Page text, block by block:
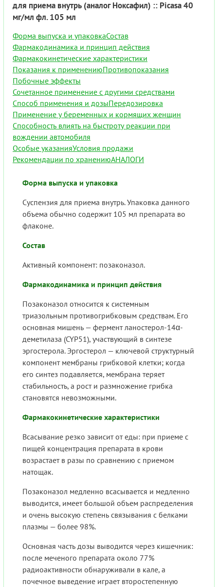
для приема внутрь (аналог Ноксафил) :: Picasa 40
мг/мл фл. 105 мл
Форма выпуска и упаковкаСостав
Фармакодинамика и принцип действия
Фармакокинетические характеристики
Показания к применениюПротивопоказания
Побочные эффекты
Сочетанное применение с другими средствами
Способ применения и дозыПередозировка
Применение у беременных и кормящих женщин
Способность влиять на быстроту реакции при
вождении автомобиля
Особые указанияУсловия продажи
Рекомендации по хранениюАНАЛОГИ
Форма выпуска и упаковка
Суспензия для приема внутрь. Упаковка данного
объема обычно содержит 105 мл препарата во
флаконе.
Состав
Активный компонент: позаконазол.
Фармакодинамика и принцип действия
Позаконазол относится к системным
триазольным противогрибковым средствам. Его
основная мишень — фермент ланостерол-14α-
деметилаза (CYP51), участвующий в синтезе
эргостерола. Эргостерол — ключевой структурный
компонент мембраны грибковой клетки; когда
его синтез подавляется, мембрана теряет
стабильность, а рост и размножение грибка
становятся невозможными.
Фармакокинетические характеристики
Всасывание резко зависит от еды: при приеме с
пищей концентрация препарата в крови
возрастает в разы по сравнению с приемом
натощак.
Позаконазол медленно всасывается и медленно
выводится, имеет большой объем распределения
и очень высокую степень связывания с белками
плазмы — более 98%.
Основная часть дозы выводится через кишечник:
после меченого препарата около 77%
радиоактивности обнаруживали в кале, а
почечное выведение играет второстепенную